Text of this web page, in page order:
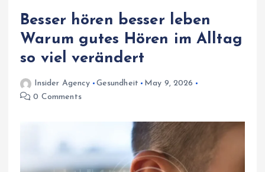
Besser hören besser leben
Warum gutes Hören im Alltag
so viel verändert
Insider Agency Gesundheit
May 9, 2026
0 Comments